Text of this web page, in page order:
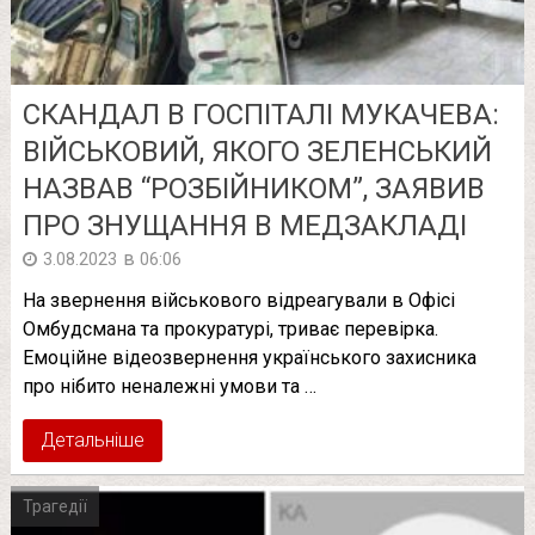
СКАНДАЛ В ГОСПІТАЛІ МУКАЧЕВА:
ВІЙСЬКОВИЙ, ЯКОГО ЗЕЛЕНСЬКИЙ
НАЗВАВ “РОЗБІЙНИКОМ”, ЗАЯВИВ
ПРО ЗНУЩАННЯ В МЕДЗАКЛАДІ
3.08.2023 в 06:06
На звернення військового відреагували в Офісі
Омбудсмана та прокуратурі, триває перевірка.
Емоційне відеозвернення українського захисника
про нібито неналежні умови та …
Детальніше
Трагедії